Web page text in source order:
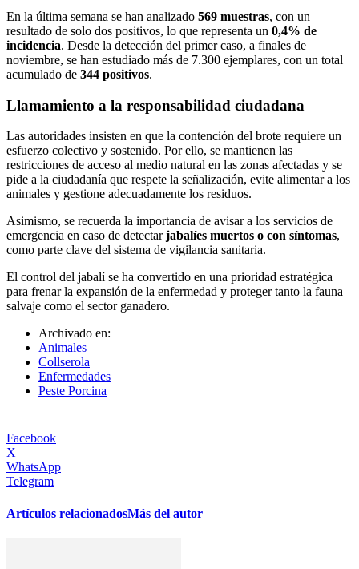
En la última semana se han analizado 569 muestras, con un
resultado de solo dos positivos, lo que representa un 0,4% de
incidencia. Desde la detección del primer caso, a finales de
noviembre, se han estudiado más de 7.300 ejemplares, con un total
acumulado de 344 positivos.
Llamamiento a la responsabilidad ciudadana
Las autoridades insisten en que la contención del brote requiere un
esfuerzo colectivo y sostenido. Por ello, se mantienen las
restricciones de acceso al medio natural en las zonas afectadas y se
pide a la ciudadanía que respete la señalización, evite alimentar a los
animales y gestione adecuadamente los residuos.
Asimismo, se recuerda la importancia de avisar a los servicios de
emergencia en caso de detectarjabalíes muertos o con síntomas,
como parte clave del sistema de vigilancia sanitaria.
El control del jabalí se ha convertido en una prioridad estratégica
para frenar la expansión de la enfermedad y proteger tanto la fauna
salvaje como el sector ganadero.
Archivado en:
Animales
Collserola
Enfermedades
Peste Porcina
Facebook
X
WhatsApp
Telegram
Artículos relacionadosMás del autor